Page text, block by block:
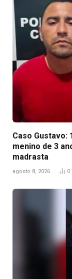
Caso Gustavo:
menino de 3
madrasta
agosto 8, 2026 0